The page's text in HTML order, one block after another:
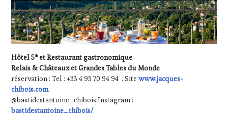
TV,
WEB,
OENOTOURISME,
PARTENAIRES
VIN
TOURISME,
PRODUCTEURS
TERROIR,
RESTAURATEUR,
CHEF,
CUISINIER,
Hôtel 5* et Restaurant gastronomique
Relais & Châteaux et Grandes Tables du Monde
réservation : Tel : +33 4 93 70 94 94 . Sitewww.jacques-
chibois.com
@bastidestantoine_chibois Instagram :
bastidestantoine_chibois/